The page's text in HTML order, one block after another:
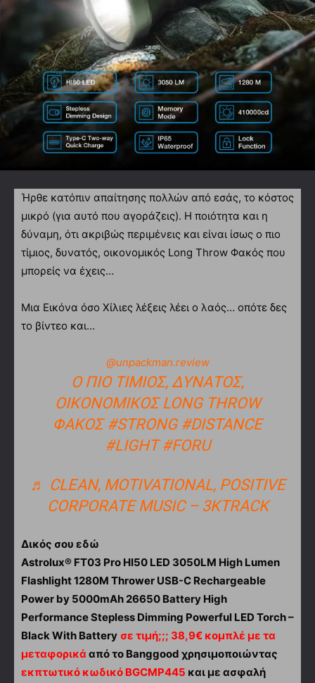
Ήρθε κατόπιν απαίτησης πολλών από εσάς, το κόστος
μικρό (για αυτό που αγοράζεις). Η ποιότητα και η
δύναμη, ότι ακριβώς περιμένεις και είναι ίσως ο πιο
τίμιος, δυνατός, οικονομικός Long Throw Φακός που
μπορείς να έχεις…
Μια Εικόνα όσο Χίλιες λέξεις λέει ο λαός… οπότε δες
το βίντεο και…
@unpackman.review
Ο ΠΙΟ ΤΊΜΙΟΣ, ΔΥΝΑΤΌΣ,
ΟΙΚΟΝΟΜΙΚΌΣ LONG THROW
ΦΑΚΌΣ #STRONG #DISTANCE
#LIGHT #FORU
♬ CLEAN, MOTIVATIONAL, POSITIVE
CORPORATE MUSIC – 3KTRACK
Δικός σου εδώ
Astrolux® FT03 Pro HI50 LED 3050LM High Lumen
Flashlight 1280M Thrower USB-C Rechargeable
Power by 5000mAh 26650 Battery High
Performance Stepless Dimming Powerful LED Torch –
Black With Battery σε τιμή;;; 38,9€ κομπλέ με τα
μεταφορικά από το Banggood χρησιμοποιώντας
εκπτωτικό κωδικό BGCMP445 και με ασφαλή